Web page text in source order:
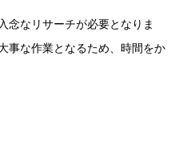
念なリサーチが必要となりま
事な作業となるため、時間をか